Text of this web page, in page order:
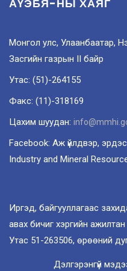
АҮЭБЯ-НЫ ХАЯГ
Монгол улс, Улаанбаатар,
Засгийн газрын II байр
Утас: (51)-264155
Факс: (11)-318169
Цахим шуудан:
Facebook: Аж үйлдвэр,
Industry and Mineral
Иргэд, байгууллагаас
авах бичиг хэргийн ажилтан
Утас 51-263506, өрөөний
Дэлгэрэнгүй